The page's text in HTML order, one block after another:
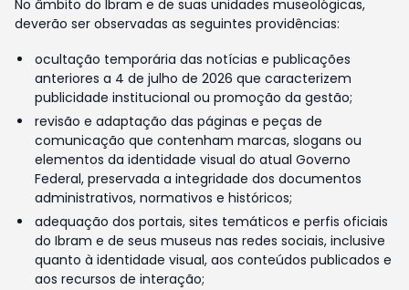
No âmbito do Ibram e de suas unidades museológicas,
deverão ser observadas as seguintes providências:
ocultação temporária das notícias e publicações
anteriores a 4 de julho de 2026 que caracterizem
publicidade institucional ou promoção da gestão;
revisão e adaptação das páginas e peças de
comunicação que contenham marcas, slogans ou
elementos da identidade visual do atual Governo
Federal, preservada a integridade dos documentos
administrativos, normativos e históricos;
adequação dos portais, sites temáticos e perfis oficiais
do Ibram e de seus museus nas redes sociais, inclusive
quanto à identidade visual, aos conteúdos publicados e
aos recursos de interação;